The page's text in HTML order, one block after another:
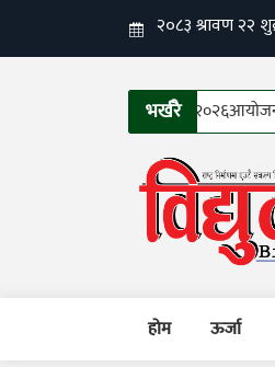
भर्खरै
१२औँ फिन इलेक्ट्रो–टेक २०२६आयोजना हुने!
होम ऊर्जा